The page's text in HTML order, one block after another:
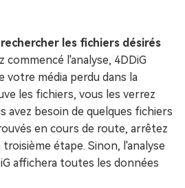
les fichiers désirés
commencé l'analyse, 4DDiG
votre média perdu dans la
les fichiers, vous les verrez
avez besoin de quelques fichiers
en cours de route, arrêtez
troisième étape. Sinon, l'analyse
affichera toutes les données